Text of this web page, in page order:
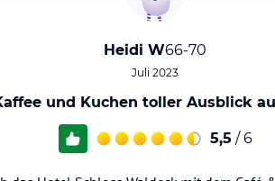
Heidi W66-70
Juli 2023
und Kuchen toller Ausblick
5,5 / 6